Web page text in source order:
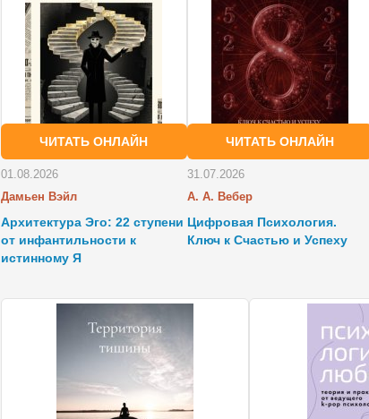
ЧИТАТЬ ОНЛАЙН
01.08.2026
Дамьен Вэйл
Архитектура Эго: 22 ступени
от инфантильности к
истинному Я
ЧИТАТЬ ОНЛАЙН
31.07.2026
А. А. Вебер
Цифровая Психология.
Ключ к Счастью и Успеху